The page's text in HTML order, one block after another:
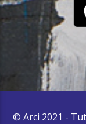
© Arci 2021 -